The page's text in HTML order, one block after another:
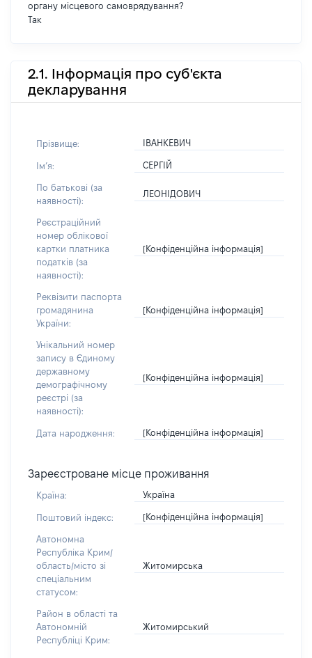
органу місцевого самоврядування?
Так
2.1. Інформація про суб'єкта
декларування
Прізвище: ІВАНКЕВИЧ
Імʼя: СЕРГІЙ
По батькові (за
наявності):
ЛЕОНІДОВИЧ
Реєстраційний
номер облікової
картки платника
податків (за
наявності):
[Конфіденційна інформація]
Реквізити паспорта
громадянина
України:
[Конфіденційна інформація]
Унікальний номер
запису в Єдиному
державному
демографічному
реєстрі (за
наявності):
[Конфіденційна інформація]
Дата народження: [Конфіденційна інформація]
Зареєстроване місце проживання
Країна: Україна
Поштовий індекс: [Конфіденційна інформація]
Автономна
Республіка Крим/
область/місто зі
спеціальним
статусом:
Житомирська
Район в області та
Автономній
Республіці Крим:
Житомирський